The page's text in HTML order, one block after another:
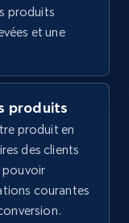
Detailed
and more.
produits
et une
produits
produit en
des clients
pouvoir
courantes